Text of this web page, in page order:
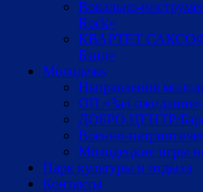
Вокально-
Rock»
КВАРТЕТ
Бэнд»
Молодежь
Направления
ОП «Зал ожидания»
ДОБРО.ЦЕНТР/
Военно-
Молодецкие игры
Парк культуры и отдыха
Контакты